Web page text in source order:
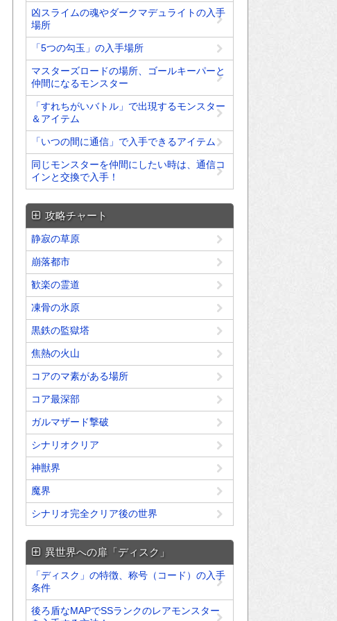
凶スライムの魂やダークマデュライトの入手
場所
「5つの勾玉」の入手場所
マスターズロードの場所、ゴールキーパーと
仲間になるモンスター
「すれちがいバトル」で出現するモンスター
＆アイテム
「いつの間に通信」で入手できるアイテム
同じモンスターを仲間にしたい時は、通信コ
インと交換で入手！
攻略チャート
静寂の草原
崩落都市
歓楽の霊道
凍骨の氷原
黒鉄の監獄塔
焦熱の火山
コアのマ素がある場所
コア最深部
ガルマザード撃破
シナリオクリア
神獣界
魔界
シナリオ完全クリア後の世界
異世界への扉「ディスク」
「ディスク」の特徴、称号（コード）の入手
条件
後ろ盾なMAPでSSランクのレアモンスター